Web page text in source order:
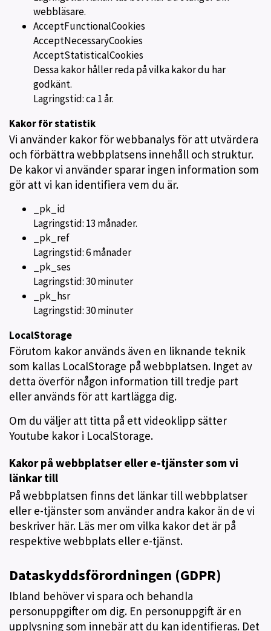
webbläsare.
AcceptFunctionalCookies
AcceptNecessaryCookies
AcceptStatisticalCookies
Dessa kakor håller reda på vilka kakor du har
godkänt.
Lagringstid: ca 1 år.
Kakor för statistik
Vi använder kakor för webbanalys för att utvärdera
och förbättra webbplatsens innehåll och struktur.
De kakor vi använder sparar ingen information som
gör att vi kan identifiera vem du är.
_pk_id
Lagringstid: 13 månader.
_pk_ref
Lagringstid: 6 månader
_pk_ses
Lagringstid: 30 minuter
_pk_hsr
Lagringstid: 30 minuter
LocalStorage
Förutom kakor används även en liknande teknik
som kallas LocalStorage på webbplatsen. Inget av
detta överför någon information till tredje part
eller används för att kartlägga dig.
Om du väljer att titta på ett videoklipp sätter
Youtube kakor i LocalStorage.
Kakor på webbplatser eller e-tjänster som vi
länkar till
På webbplatsen finns det länkar till webbplatser
eller e-tjänster som använder andra kakor än de vi
beskriver här. Läs mer om vilka kakor det är på
respektive webbplats eller e-tjänst.
Dataskyddsförordningen (GDPR)
Ibland behöver vi spara och behandla
personuppgifter om dig. En personuppgift är en
upplysning som innebär att du kan identifieras. Det